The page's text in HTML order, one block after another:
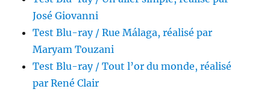
José Giovanni
Test Blu-ray / Rue Málaga, réalisé par
Maryam Touzani
Test Blu-ray / Tout l’or du monde, réalisé
par René Clair